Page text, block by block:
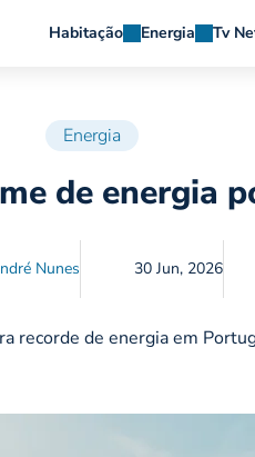
Habitação Energia Tv
Energia
de energia
Nunes 30 Jun, 2026
recorde de energia em